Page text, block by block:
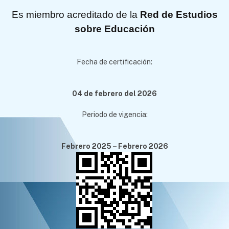
Es miembro acreditado de la Red de Estudios
sobre Educación
Fecha de certificación:
04 de febrero del 2026
Periodo de vigencia:
Febrero 2025 – Febrero 2026